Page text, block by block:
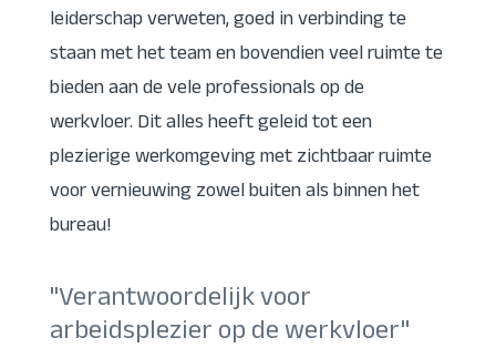
leiderschap verweten, goed in verbinding te
staan met het team en bovendien veel ruimte te
bieden aan de vele professionals op de
werkvloer. Dit alles heeft geleid tot een
plezierige werkomgeving met zichtbaar ruimte
voor vernieuwing zowel buiten als binnen het
bureau!
"Verantwoordelijk voor
arbeidsplezier op de werkvloer"